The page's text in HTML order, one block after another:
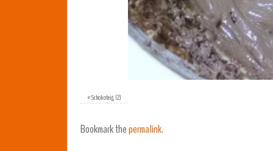
«Schokoteig (2)
Bookmark thepermalink.